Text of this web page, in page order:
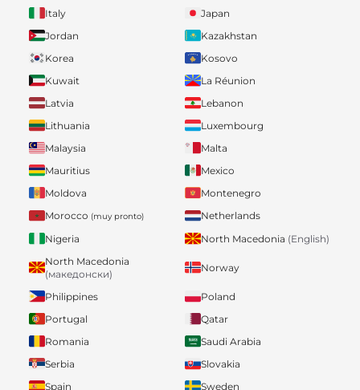
Italy
Japan
Jordan
Kazakhstan
Korea
Kosovo
Kuwait
La Réunion
Latvia
Lebanon
Lithuania
Luxembourg
Malaysia
Malta
Mauritius
Mexico
Moldova
Montenegro
Morocco (muy pronto)
Netherlands
Nigeria
North Macedonia (English)
North Macedonia
(македонски)
Norway
Philippines
Poland
Portugal
Qatar
Romania
Saudi Arabia
Serbia
Slovakia
Spain
Sweden